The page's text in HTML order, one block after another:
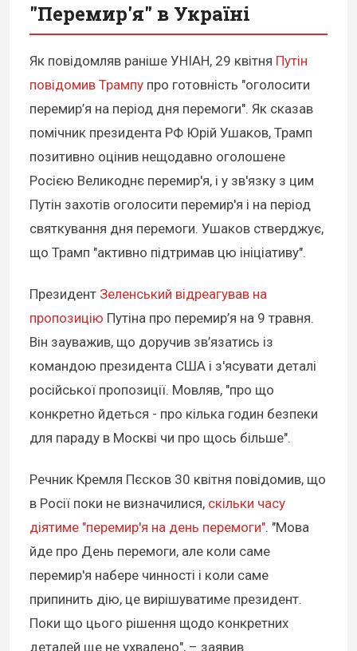
"Перемир'я" в Україні
Як повідомляв раніше УНІАН, 29 квітня Путін
повідомив Трампу про готовність "оголосити
перемир’я на період дня перемоги". Як сказав
помічник президента РФ Юрій Ушаков, Трамп
позитивно оцінив нещодавно оголошене
Росією Великоднє перемир'я, і у зв'язку з цим
Путін захотів оголосити перемир'я і на період
святкування дня перемоги. Ушаков стверджує,
що Трамп "активно підтримав цю ініціативу".
Президент Зеленський відреагував на
пропозицію Путіна про перемир’я на 9 травня.
Він зауважив, що доручив зв’язатись із
командою президента США і з'ясувати деталі
російської пропозиції. Мовляв, "про що
конкретно йдеться - про кілька годин безпеки
для параду в Москві чи про щось більше".
Речник Кремля Пєсков 30 квітня повідомив, що
в Росії поки не визначилися, скільки часу
діятиме "перемир'я на день перемоги". "Мова
йде про День перемоги, але коли саме
перемир'я набере чинності і коли саме
припинить дію, це вирішуватиме президент.
Поки що цього рішення щодо конкретних
деталей ще не ухвалено", – заявив